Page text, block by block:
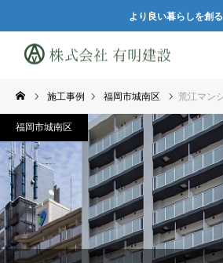
より良い暮らしを創る
施工事例 福岡市城南区 荒江マン
福岡市城南区